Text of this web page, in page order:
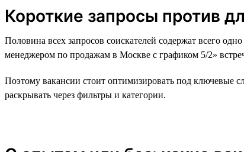
Короткие запросы против
Половина всех запросов соискателей содержат всего
менеджером по продажам в Москве с графиком 5/2»
Поэтому вакансии стоит оптимизировать под ключевые
раскрывать через фильтры и категории.